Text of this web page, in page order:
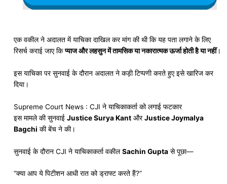
एक वकील ने अदालत में याचिका दाखिल कर मांग की थी कि यह पता लगाने के लिए
रिसर्च कराई जाए किप्याज और लहसुन में तामसिक या नकारात्मक ऊर्जा होती है या नहीं।
इस याचिका पर सुनवाई के दौरान अदालत ने कड़ी टिप्पणी करते हुए इसे खारिज कर
दिया।
Supreme Court News :CJI ने याचिकाकर्ता को लगाई फटकार
इस मामले की सुनवाईJustice Surya Kant औरJustice Joymalya
Bagchi की बेंच ने की।
सुनवाई के दौरान CJI ने याचिकाकर्ता वकीलSachin Gupta से पूछा—
“क्या आप ये पिटीशन आधी रात को ड्राफ्ट करते हैं?”